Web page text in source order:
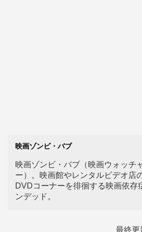
映画ゾンビ・バブ
映画ゾンビ・バブ（映画ウォッチ
ー）。映画館やレンタルビデオ店
DVDコーナーを徘徊する映画依存
ンデッド。
最終更